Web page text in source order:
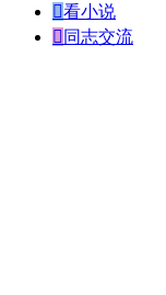
看小说
 同志交流